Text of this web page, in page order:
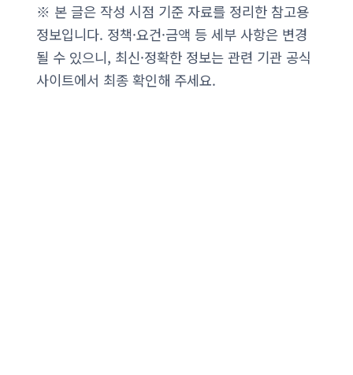
※ 본 글은 작성 시점 기준 자료를 정리한 참고용
정보입니다. 정책·요건·금액 등 세부 사항은 변경
될 수 있으니, 최신·정확한 정보는 관련 기관 공식
사이트에서 최종 확인해 주세요.